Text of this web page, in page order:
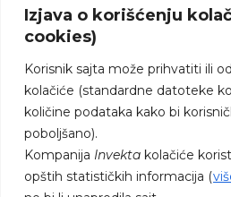
Izjava o korišćenju
cookies)
Korisnik sajta može prihvatiti ili
kolačiće (standardne datoteke
količine podataka kako bi
poboljšano).
Kompanija Invekta kolačiće
opštih statističkih informacija (
PRATITE NAS NA
INSTAGRAMU